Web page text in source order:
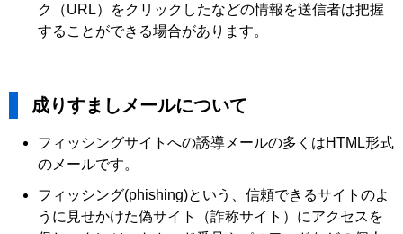
ク（URL）をクリックしたなどの情報を送信者は把握
することができる場合があります。
成りすましメールについて
フィッシングサイトへの誘導メールの多くはHTML形式
のメールです。
フィッシング(phishing)という、信頼できるサイトのよ
うに見せかけた偽サイト（詐称サイト）にアクセスを